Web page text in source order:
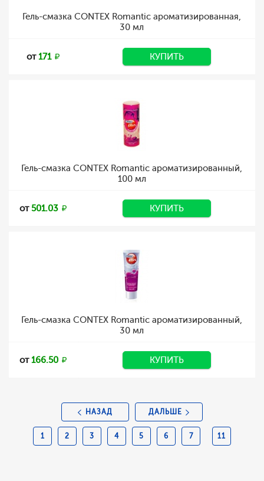
Гель-смазка CONTEX Romantic ароматизированная,
30 мл
от171 КУПИТЬ
Гель-смазка CONTEX Romantic ароматизированный,
100 мл
от501.03 КУПИТЬ
Гель-смазка CONTEX Romantic ароматизированный,
30 мл
от166.50 КУПИТЬ
НАЗАД
1 2 3 4 5 6 7 11
ДАЛЬШЕ